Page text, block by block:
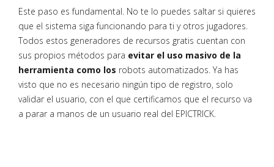
Este paso es fundamental. No te lo puedes saltar si quieres
que el sistema siga funcionando para ti y otros jugadores.
Todos estos generadores de recursos gratis cuentan con
sus propios métodos para evitar el uso masivo de la
herramienta como los robots automatizados. Ya has
visto que no es necesario ningún tipo de registro, solo
validar el usuario, con el que certificamos que el recurso va
a parar a manos de un usuario real del EPICTRICK.